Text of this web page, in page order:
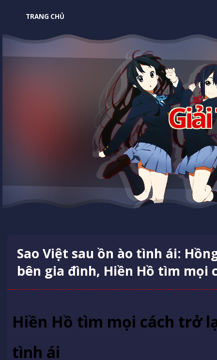
TRANG CHỦ
Sao Việt sau ồn ào tình ái:
bên gia đình, Hiền Hồ tìm mọi
Hiền Hồ tìm mọi cách trở
tình ái